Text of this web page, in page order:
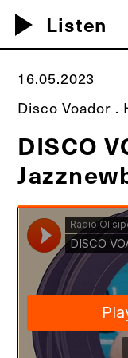
play_arrow Listen
16.05.2023
Disco Voador .
DISCO